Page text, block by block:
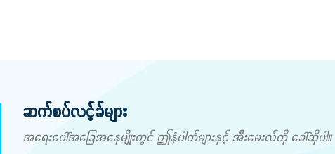
ဆက်စပ်လင့်ခ်များ
အရေးပေါ်အခြေအနေမျိုးတွင် ဤနံပါတ်များနှင့် အီးမေးလ်ကို ခေါ်ဆိုပါ။